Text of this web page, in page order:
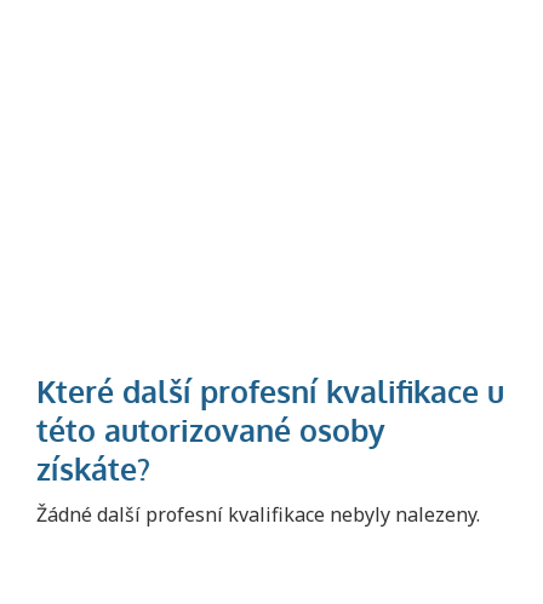
Žádné další profesní kvalifikace nebyly nalezeny.
Projděte si seznam profesních kvalifikací.